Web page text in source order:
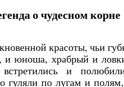
о чудесном корне
красоты, чьи
и юноша, храбрый и
и
гуляли по лугам и